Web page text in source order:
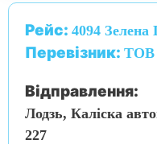
Рейс: 4094 Зелена
Перевізник: ТОВ
Відправлення:
Лодзь, Каліска
227